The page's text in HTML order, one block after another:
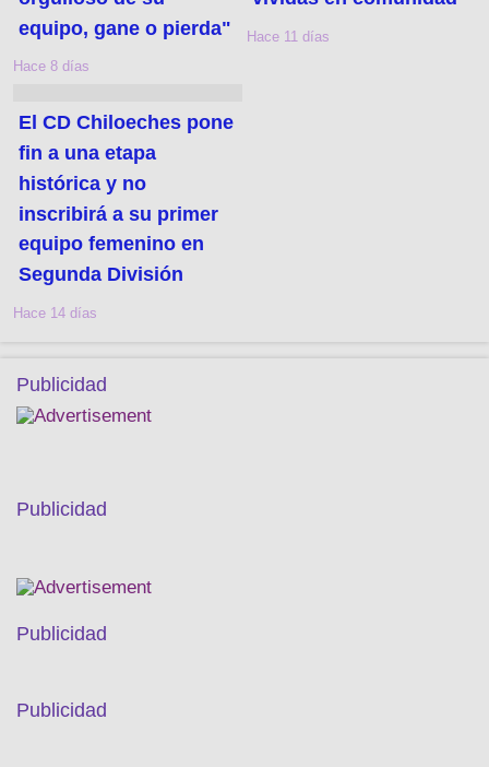
equipo, gane o pierda"
Hace 8 días
Hace 11 días
El CD Chiloeches pone
fin a una etapa
histórica y no
inscribirá a su primer
equipo femenino en
Segunda División
Hace 14 días
Publicidad
Publicidad
Publicidad
Publicidad